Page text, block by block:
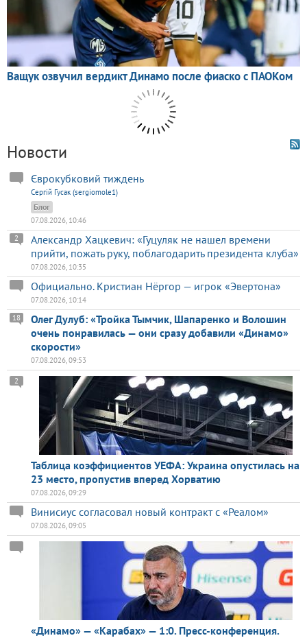
Новости
Єврокубковий тиждень
Сергій Гусак (sergiomole1)
Блог
07.08.2026, 10:46
Александр Хацкевич: «Гуцуляк не нашел времени
прийти, пожать руку, поблагодарить президента клуба»
2
07.08.2026, 10:35
Официально. Кристиан Нёргор — игрок «Эвертона»
07.08.2026, 10:14
Олег Дулуб: «Тройка Тымчик, Шапаренко и Волошин
очень понравилась — они сразу добавили «Динамо»
скорости»
18
07.08.2026, 09:53
Таблица коэффициентов УЕФА: Украина опустилась на
23 место, пропустив вперед Хорватию
2
07.08.2026, 09:29
Винисиус согласовал новый контракт с «Реалом»
07.08.2026, 09:05
«Динамо» — «Карабах» — 1:0. Пресс-конференция.